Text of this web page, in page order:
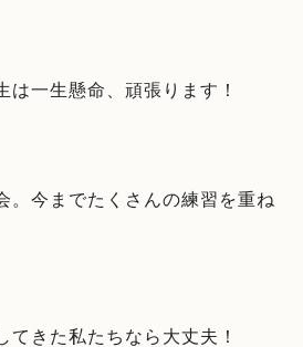
は一生懸命、頑張ります！
。今までたくさんの練習を重ね
てきた私たちなら大丈夫！